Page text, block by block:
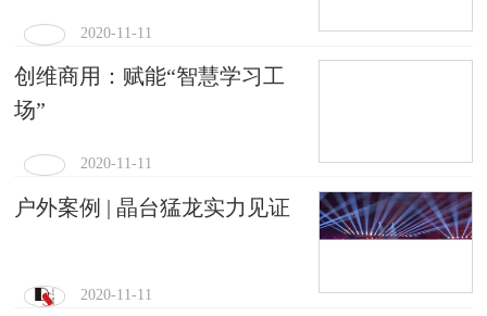
2020-11-11
创维商用：赋能“智慧学习工
场”
2020-11-11
户外案例 | 晶台猛龙实力见证
2020-11-11